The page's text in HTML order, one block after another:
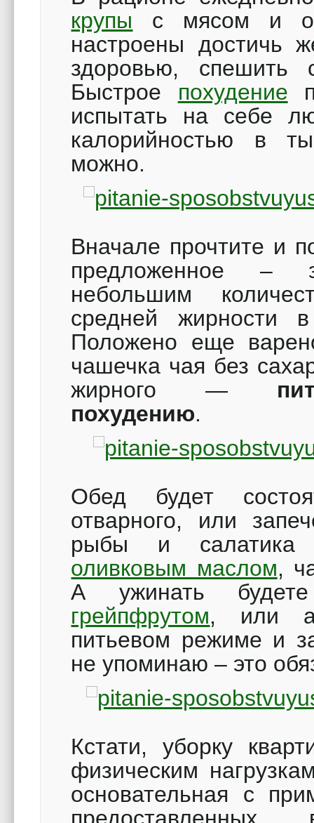
крупы с мясом и
настроены достичь
здоровью, спешить
Быстрое похудение
испытать на себе
калорийностью в
можно.
Вначале прочтите и
предложенное –
небольшим
средней жирности
Положено еще
чашечка чая без
жирного —
похудению.
Обед будет
отварного, или
рыбы и салатика
оливковым маслом,
А ужинать
грейпфрутом, или
питьевом режиме и
не упоминаю – это
Кстати, уборку
физическим
основательная с